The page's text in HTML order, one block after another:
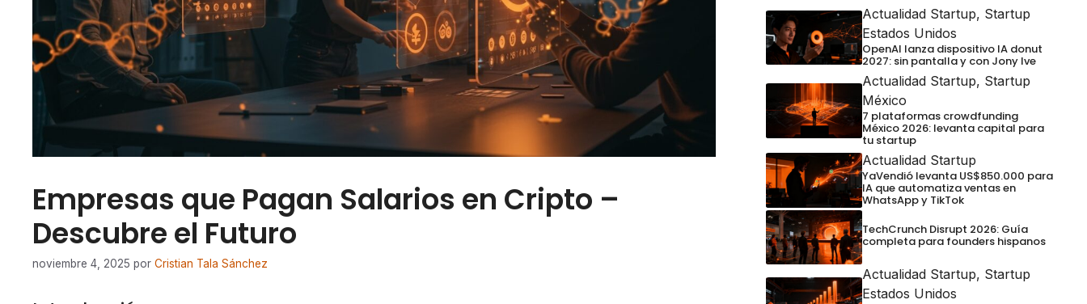
Empresas que Pagan Salarios en Cripto –
Descubre el Futuro
noviembre 4, 2025 por Cristian Tala Sánchez
Actualidad Startup, Startup
Estados Unidos
OpenAI lanza dispositivo IA donut
2027: sin pantalla y con Jony Ive
Actualidad Startup, Startup
México
7 plataformas crowdfunding
México 2026: levanta capital para
tu startup
Actualidad Startup
YaVendió levanta US$850.000 para
IA que automatiza ventas en
WhatsApp y TikTok
TechCrunch Disrupt 2026: Guía
completa para founders hispanos
Actualidad Startup, Startup
Estados Unidos